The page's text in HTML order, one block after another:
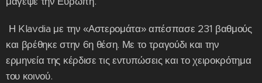
Η Klavdia με την «Αστερομάτα» απέσπασε 231 βαθμούς
και βρέθηκε στην 6η θέση. Με το τραγούδι και την
ερμηνεία της κέρδισε τις εντυπώσεις και το χειροκρότημα
του κοινού.